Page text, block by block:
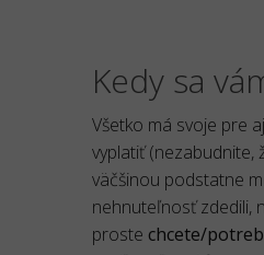
Kedy sa
Všetko má svoje pre
vyplatiť (nezabudnite,
väčšinou podstatne
nehnuteľnosť zdedili,
proste chcete/